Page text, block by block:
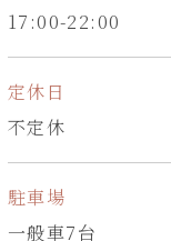
17:00-22:00
定休日
不定休
駐車場
一般車7台